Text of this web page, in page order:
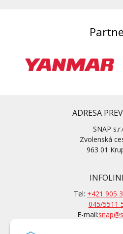
ADRESA
SNAP
Zvolenská
963 01
Tel: +421 905
045/5511
E-mail: